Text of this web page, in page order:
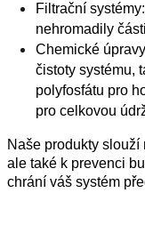
Filtrační
nehromadily
Chemické
čistoty systému,
polyfosfátu pro
pro celkovou
Naše produkty
ale také k prevenci
chrání váš systém